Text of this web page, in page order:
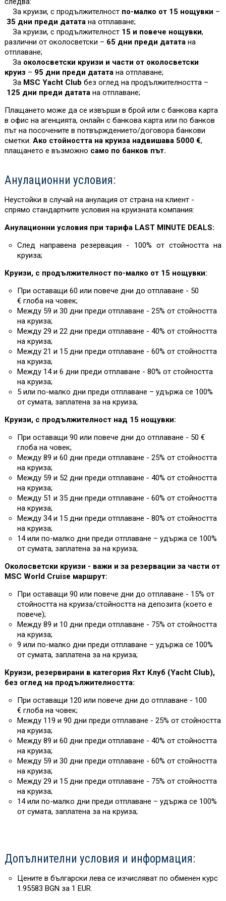
За круизи, с продължителност по-малко от 15 нощувки –
35 дни преди датата на отплаване;
За круизи, с продължителност15 и повече нощувки,
различни от околосветски – 65 дни преди датата на
отплаване;
За околосветски круизи и части от околосветски
круиз – 95 дни преди датата на отплаване;
За MSC Yacht Club без оглед на продължителността –
125 дни преди датата на отплаване;
Плащането може да се извърши в брой или с банкова карта
в офис на агенцията, онлайн с банкова карта или по банков
път на посочените в потвърждението/договора банкови
сметки. Ако стойността на круиза надвишава 5000 €,
плащането е възможно само по банков път.
Анулационни условия:
Неустойки в случай на анулация от страна на клиент -
спрямо стандартните условия на круизната компания:
Анулационни условия при тарифа LAST MINUTE DEALS:
След направена резервация - 100% от стойността на
круиза;
Круизи, с продължителност по-малко от 15 нощувки:
При оставащи 60 или повече дни до отплаване - 50
€ глоба на човек;
Между 59 и 30 дни преди отплаване - 25% от стойността
на круиза;
Между 29 и 22 дни преди отплаване - 40% от стойността
на круиза;
Между 21 и 15 дни преди отплаване - 60% от стойността
на круиза;
Между 14 и 6 дни преди отплаване - 80% от стойността
на круиза;
5 или по-малко дни преди отплаване – удържа се 100%
от сумата, заплатена за на круиза;
Круизи, с продължителност над 15 нощувки:
При оставащи 90 или повече дни до отплаване - 50 €
глоба на човек;
Между 89 и 60 дни преди отплаване - 25% от стойността
на круиза;
Между 59 и 52 дни преди отплаване - 40% от стойността
на круиза;
Между 51 и 35 дни преди отплаване - 60% от стойността
на круиза;
Между 34 и 15 дни преди отплаване - 80% от стойността
на круиза;
14 или по-малко дни преди отплаване – удържа се 100%
от сумата, заплатена за на круиза;
Околосветски круизи - важи и за резервации за части от
MSC World Cruise маршрут:
При оставащи 90 или повече дни до отплаване - 15% от
стойността на круиза/стойността на депозита (което е
повече);
Между 89 и 10 дни преди отплаване - 75% от стойността
на круиза;
9 или по-малко дни преди отплаване – удържа се 100%
от сумата, заплатена за на круиза;
Круизи, резервирани в категория Яхт Клуб (Yacht Club),
без оглед на продължителността:
При оставащи 120 или повече дни до отплаване - 100
€ глоба на човек;
Между 119 и 90 дни преди отплаване - 25% от стойността
на круиза;
Между 89 и 60 дни преди отплаване - 40% от стойността
на круиза;
Между 59 и 30 дни преди отплаване - 60% от стойността
на круиза;
Между 29 и 15 дни преди отплаване - 75% от стойността
на круиза;
14 или по-малко дни преди отплаване – удържа се 100%
от сумата, заплатена за на круиза;
Допълнителни условия и информация:
Цените в български лева се изчисляват по обменен курс
1.95583 BGN за 1 EUR.